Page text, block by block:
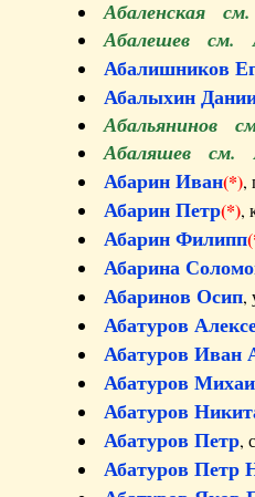
Абаленская
Абалешев см.
Абалишников
Абалыхин
Абальянинов
Абаляшев см.
Абарин Иван(*),
Абарин Петр(*),
Абарин Филипп
Абарина
Абаринов Осип,
Абатуров
Абатуров Иван
Абатуров
Абатуров
Абатуров Петр,
Абатуров Петр